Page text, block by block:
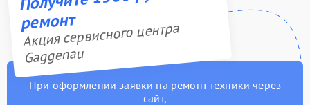
ремонт
Акция сервисного центра
Gaggenau
При оформлении заявки на ремонт техники через
сайт,